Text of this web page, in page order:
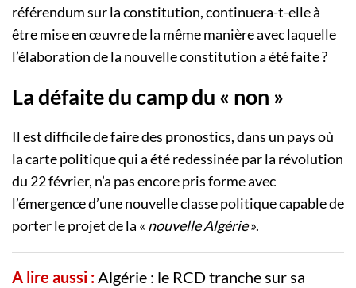
référendum sur la constitution, continuera-t-elle à
être mise en œuvre de la même manière avec laquelle
l’élaboration de la nouvelle constitution a été faite ?
La défaite du camp du « non »
Il est difficile de faire des pronostics, dans un pays où
la carte politique qui a été redessinée par la révolution
du 22 février, n’a pas encore pris forme avec
l’émergence d’une nouvelle classe politique capable de
porter le projet de la « nouvelle Algérie».
A lire aussi :Algérie : le RCD tranche sur sa